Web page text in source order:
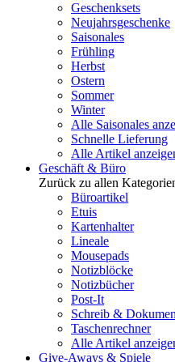
Geschenksets
Neujahrsgeschenke
Saisonales
Frühling
Herbst
Ostern
Sommer
Winter
Alle Saisonales
Schnelle Lieferung
Alle Artikel
Geschäft & Büro
Zurück zu allen
Büroartikel
Etuis
Kartenhalter
Lineale
Mousepads
Notizblöcke
Notizbücher
Post-It
Schreib &
Taschenrechner
Alle Artikel
Give-Aways & Spiele